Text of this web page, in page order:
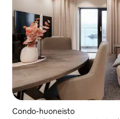
Condo-huoneisto